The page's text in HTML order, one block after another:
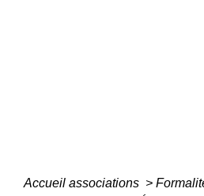
Accueil associations >